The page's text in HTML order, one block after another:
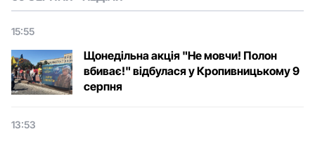
15:55
Щонедільна акція "Не мовчи! Полон
вбиває!" відбулася у Кропивницькому 9
серпня
13:53